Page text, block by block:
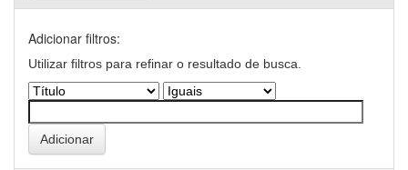
Adicionar filtros:
Utilizar filtros para refinar o resultado de busca.